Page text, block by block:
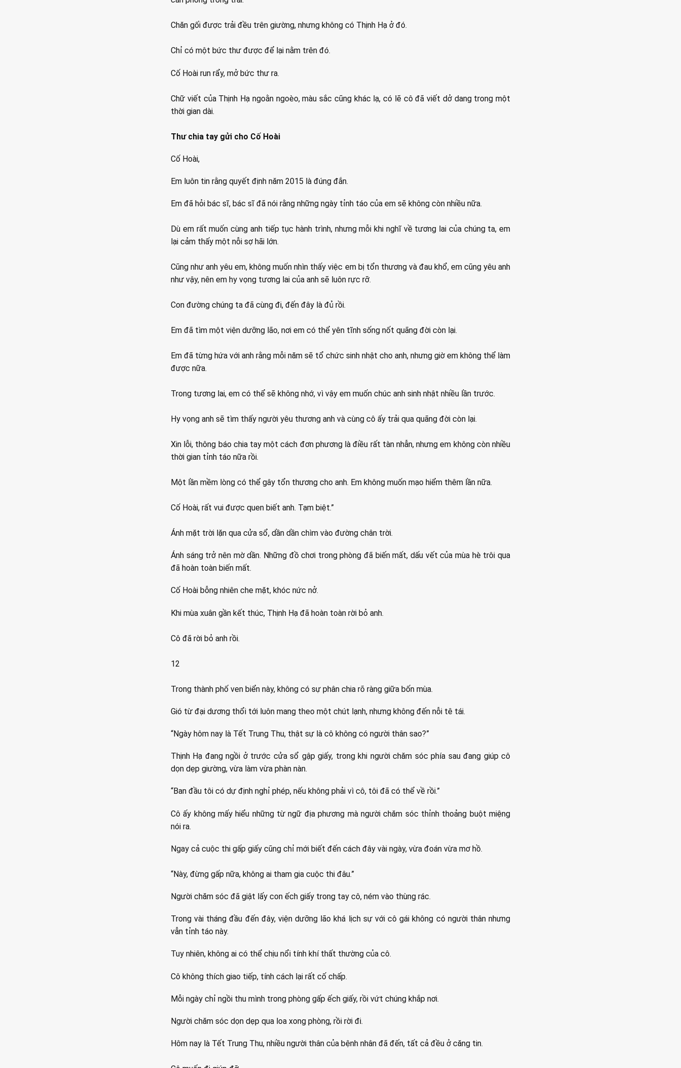
Chăn gối được trải đều trên giường, nhưng không có Thịnh Hạ ở đó.
Chỉ có một bức thư được để lại nằm trên đó.
Cố Hoài run rẩy, mở bức thư ra.
Chữ viết của Thịnh Hạ ngoằn ngoèo, màu sắc cũng khác lạ, có lẽ cô đã viết dở dang trong một
thời gian dài.
Thư chia tay gửi cho Cố Hoài
Cố Hoài,
Em luôn tin rằng quyết định năm 2015 là đúng đắn.
Em đã hỏi bác sĩ, bác sĩ đã nói rằng những ngày tỉnh táo của em sẽ không còn nhiều nữa.
Dù em rất muốn cùng anh tiếp tục hành trình, nhưng mỗi khi nghĩ về tương lai của chúng ta, em
lại cảm thấy một nỗi sợ hãi lớn.
Cũng như anh yêu em, không muốn nhìn thấy việc em bị tổn thương và đau khổ, em cũng yêu anh
như vậy, nên em hy vọng tương lai của anh sẽ luôn rực rỡ.
Con đường chúng ta đã cùng đi, đến đây là đủ rồi.
Em đã tìm một viện dưỡng lão, nơi em có thể yên tĩnh sống nốt quãng đời còn lại.
Em đã từng hứa với anh rằng mỗi năm sẽ tổ chức sinh nhật cho anh, nhưng giờ em không thể làm
được nữa.
Trong tương lai, em có thể sẽ không nhớ, vì vậy em muốn chúc anh sinh nhật nhiều lần trước.
Hy vọng anh sẽ tìm thấy người yêu thương anh và cùng cô ấy trải qua quãng đời còn lại.
Xin lỗi, thông báo chia tay một cách đơn phương là điều rất tàn nhẫn, nhưng em không còn nhiều
thời gian tỉnh táo nữa rồi.
Một lần mềm lòng có thể gây tổn thương cho anh. Em không muốn mạo hiểm thêm lần nữa.
Cố Hoài, rất vui được quen biết anh. Tạm biệt.”
Ánh mặt trời lặn qua cửa sổ, dần dần chìm vào đường chân trời.
Ánh sáng trở nên mờ dần. Những đồ chơi trong phòng đã biến mất, dấu vết của mùa hè trôi qua
đã hoàn toàn biến mất.
Cố Hoài bỗng nhiên che mặt, khóc nức nở.
Khi mùa xuân gần kết thúc, Thịnh Hạ đã hoàn toàn rời bỏ anh.
Cô đã rời bỏ anh rồi.
12
Trong thành phố ven biển này, không có sự phân chia rõ ràng giữa bốn mùa.
Gió từ đại dương thổi tới luôn mang theo một chút lạnh, nhưng không đến nỗi tê tái.
“Ngày hôm nay là Tết Trung Thu, thật sự là cô không có người thân sao?”
Thịnh Hạ đang ngồi ở trước cửa sổ gập giấy, trong khi người chăm sóc phía sau đang giúp cô
dọn dẹp giường, vừa làm vừa phàn nàn.
“Ban đầu tôi có dự định nghỉ phép, nếu không phải vì cô, tôi đã có thể về rồi.”
Cô ấy không mấy hiểu những từ ngữ địa phương mà người chăm sóc thỉnh thoảng buột miệng
nói ra.
Ngay cả cuộc thi gấp giấy cũng chỉ mới biết đến cách đây vài ngày, vừa đoán vừa mơ hồ.
“Này, đừng gấp nữa, không ai tham gia cuộc thi đâu.”
Người chăm sóc đã giật lấy con ếch giấy trong tay cô, ném vào thùng rác.
Trong vài tháng đầu đến đây, viện dưỡng lão khá lịch sự với cô gái không có người thân nhưng
vẫn tỉnh táo này.
Tuy nhiên, không ai có thể chịu nổi tính khí thất thường của cô.
Cô không thích giao tiếp, tính cách lại rất cố chấp.
Mỗi ngày chỉ ngồi thu mình trong phòng gấp ếch giấy, rồi vứt chúng khắp nơi.
Người chăm sóc dọn dẹp qua loa xong phòng, rồi rời đi.
Hôm nay là Tết Trung Thu, nhiều người thân của bệnh nhân đã đến, tất cả đều ở căng tin.